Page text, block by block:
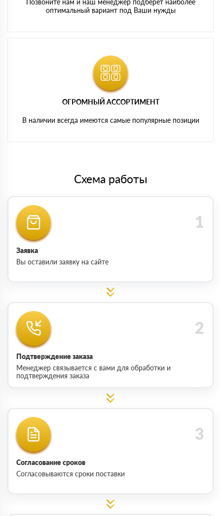
оптимальный вариант под Ваши нужды
ОГРОМНЫЙ АССОРТИМЕНТ
В наличии всегда имеются самые популярные позиции
Схема работы
Заявка
Вы оставили заявку на сайте
Подтверждение заказа
Менеджер связывается с вами для обработки и
подтверждения заказа
Согласование сроков
Согласовываются сроки поставки